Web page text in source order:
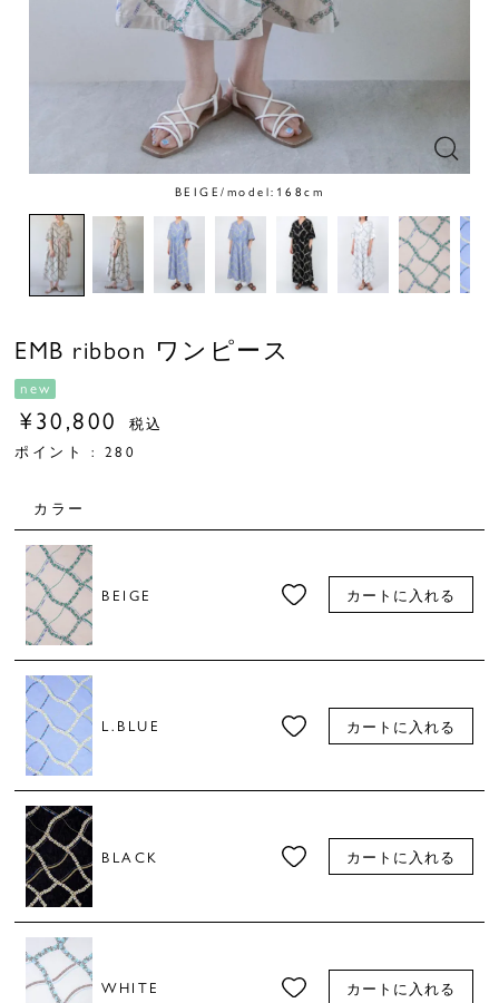
BEIGE/model:168cm
EMB ribbon ワンピース
new
¥30,800
税込
ポイント : 280
カラー
BEIGE カートに入れる
L.BLUE カートに入れる
BLACK カートに入れる
WHITE カートに入れる